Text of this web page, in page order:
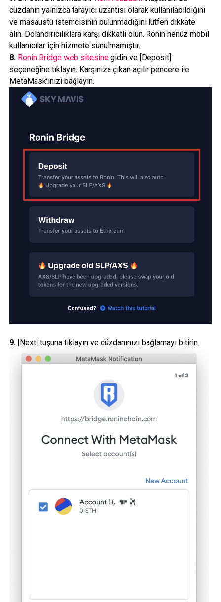
cüzdanın yalnızca tarayıcı uzantısı olarak kullanılabildiğini
ve masaüstü istemcisinin bulunmadığını lütfen dikkate
alın. Dolandırıcılıklara karşı dikkatli olun. Ronin henüz mobil
kullanıcılar için hizmete sunulmamıştır.
8. Ronin Bridge web sitesinegidin ve [Deposit]
seçeneğine tıklayın. Karşınıza çıkan açılır pencere ile
MetaMask’inizi bağlayın.
9.[Next] tuşuna tıklayın ve cüzdanınızı bağlamayı bitirin.